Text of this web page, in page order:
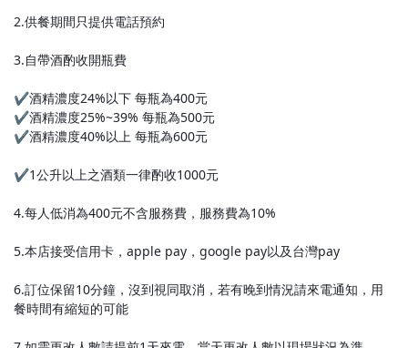
2.供餐期間只提供電話預約
3.自帶酒酌收開瓶費
✔︎酒精濃度24%以下 每瓶為400元
✔︎酒精濃度25%~39% 每瓶為500元
✔︎酒精濃度40%以上 每瓶為600元
✔︎1公升以上之酒類一律酌收1000元
4.每人低消為400元不含服務費，服務費為10%
5.本店接受信用卡，apple pay，google pay以及台灣pay
6.訂位保留10分鐘，沒到視同取消，若有晚到情況請來電通知，用
餐時間有縮短的可能